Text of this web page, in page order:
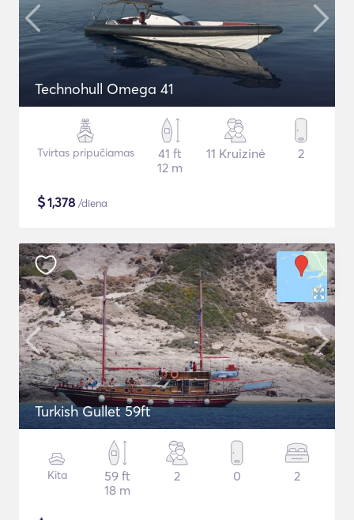
Technohull Omega 41
Tvirtas pripučiamas
41 ft
12 m
11 Kruizinė 2
$1,378 /diena
Turkish Gullet 59ft
Kita
59 ft
18 m
2 0 2